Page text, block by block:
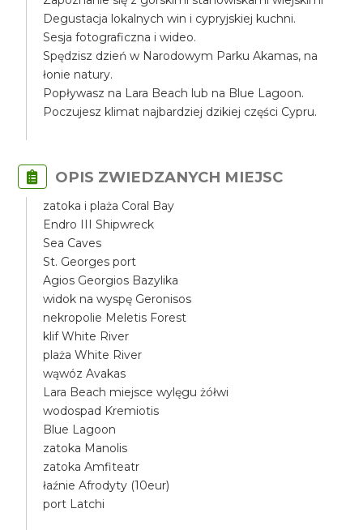
Degustacja lokalnych win i cypryjskiej kuchni.
Sesja fotograficzna i wideo.
Spędzisz dzień w Narodowym Parku Akamas, na
łonie natury.
Popływasz na Lara Beach lub na Blue Lagoon.
Poczujesz klimat najbardziej dzikiej części Cypru.
OPIS ZWIEDZANYCH MIEJSC
zatoka i plaża Coral Bay
Endro III Shipwreck
Sea Caves
St. Georges port
Agios Georgios Bazylika
widok na wyspę Geronisos
nekropolie Meletis Forest
klif White River
plaża White River
wąwóz Avakas
Lara Beach miejsce wylęgu żółwi
wodospad Kremiotis
Blue Lagoon
zatoka Manolis
zatoka Amfiteatr
łaźnie Afrodyty (10eur)
port Latchi